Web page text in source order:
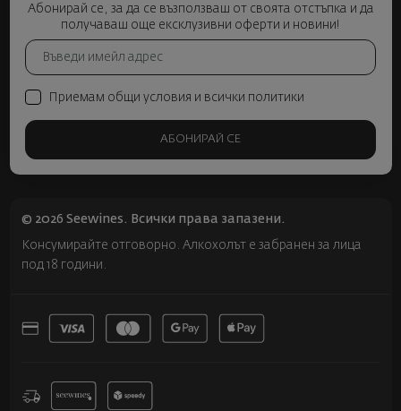
Абонирай се, за да се възползваш от своята отстъпка и да
получаваш още ексклузивни оферти и новини!
Приемам общи условия и всички политики
АБОНИРАЙ СЕ
© 2026 Seewines. Всички права запазени.
Консумирайте отговорно. Алкохолът е забранен за лица
под 18 години.